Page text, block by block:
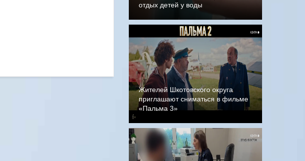
отдых детей у воды
Жителей Шкотовского округа
приглашают сниматься в фильме
«Пальма 3»